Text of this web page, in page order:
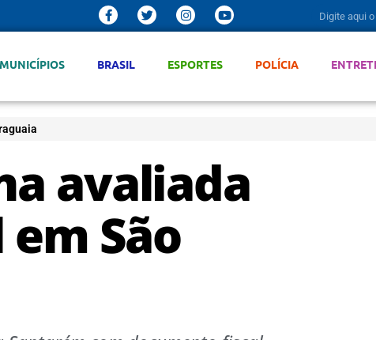
MUNICÍPIOS BRASIL ESPORTES POLÍCIA
avaliada
São